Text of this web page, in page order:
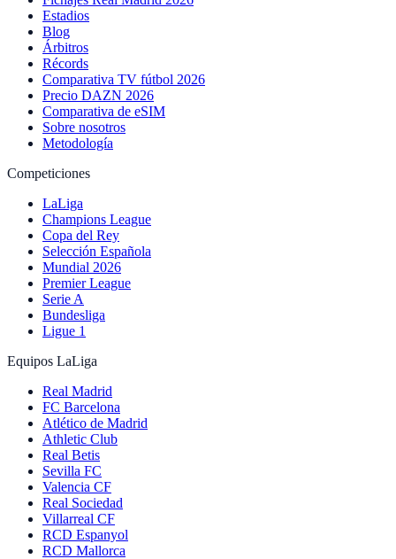
Estadios
Blog
Árbitros
Récords
Comparativa TV fútbol 2026
Precio DAZN 2026
Comparativa de eSIM
Sobre nosotros
Metodología
Competiciones
LaLiga
Champions League
Copa del Rey
Selección Española
Mundial 2026
Premier League
Serie A
Bundesliga
Ligue 1
Equipos LaLiga
Real Madrid
FC Barcelona
Atlético de Madrid
Athletic Club
Real Betis
Sevilla FC
Valencia CF
Real Sociedad
Villarreal CF
RCD Espanyol
RCD Mallorca